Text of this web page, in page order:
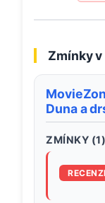
Zmínky
Duna a
ZMÍNKY (1)